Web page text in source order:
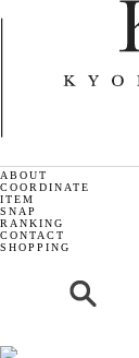
ABOUT
COORDINATE
ITEM
SNAP
RANKING
CONTACT
SHOPPING